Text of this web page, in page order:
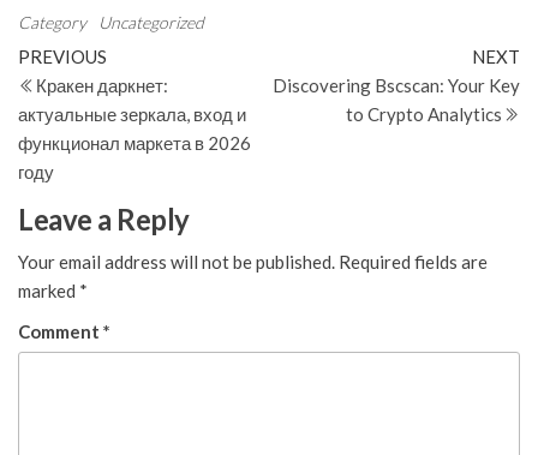
Category Uncategorized
Post
navigation
Previous
Post
PREVIOUS
Кракен даркнет:
актуальные зеркала, вход и
функционал маркета в 2026
году
NEXT
Discovering Bscscan: Your Key
to Crypto Analytics
Leave a Reply
Your email address will not be published. Required fields are
marked *
Comment *